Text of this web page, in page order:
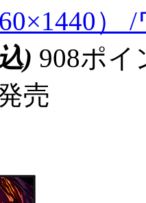
）
) 908ポ
売